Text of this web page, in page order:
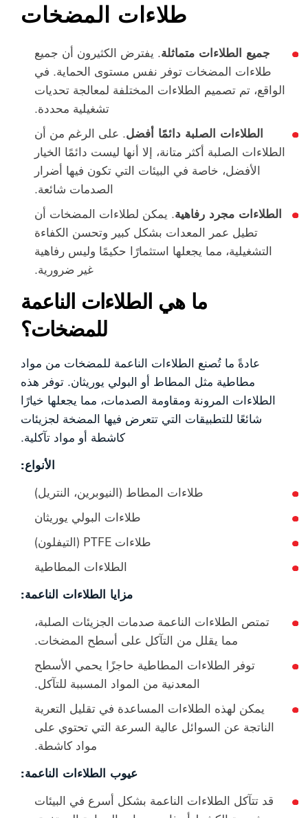
طلاءات المضخات
جميع الطلاءات متماثلة. يفترض الكثيرون أن جميع
طلاءات المضخات توفر نفس مستوى الحماية. في
الواقع، تم تصميم الطلاءات المختلفة لمعالجة تحديات
تشغيلية محددة.
الطلاءات الصلبة دائمًا أفضل. على الرغم من أن
الطلاءات الصلبة أكثر متانة، إلا أنها ليست دائمًا الخيار
الأفضل، خاصة في البيئات التي تكون فيها أضرار
الصدمات شائعة.
الطلاءات مجرد رفاهية. يمكن لطلاءات المضخات أن
تطيل عمر المعدات بشكل كبير وتحسن الكفاءة
التشغيلية، مما يجعلها استثمارًا حكيمًا وليس رفاهية
غير ضرورية.
ما هي الطلاءات الناعمة
للمضخات؟
عادةً ما تُصنع الطلاءات الناعمة للمضخات من مواد
مطاطية مثل المطاط أو البولي يوريثان. توفر هذه
الطلاءات المرونة ومقاومة الصدمات، مما يجعلها خيارًا
شائعًا للتطبيقات التي تتعرض فيها المضخة لجزيئات
كاشطة أو مواد تآكلية.
الأنواع:
طلاءات المطاط (النيوبرين، النتريل)
طلاءات البولي يوريثان
طلاءات PTFE (التيفلون)
الطلاءات المطاطية
مزايا الطلاءات الناعمة:
تمتص الطلاءات الناعمة صدمات الجزيئات الصلبة،
مما يقلل من التآكل على أسطح المضخات.
توفر الطلاءات المطاطية حاجزًا يحمي الأسطح
المعدنية من المواد المسببة للتآكل.
يمكن لهذه الطلاءات المساعدة في تقليل التعرية
الناتجة عن السوائل عالية السرعة التي تحتوي على
مواد كاشطة.
عيوب الطلاءات الناعمة:
قد تتآكل الطلاءات الناعمة بشكل أسرع في البيئات